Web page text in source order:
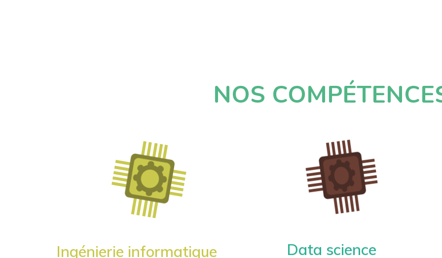
NOS
Ingénierie informatique Data science